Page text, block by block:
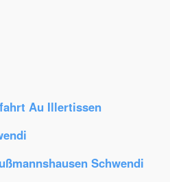
Au Illertissen
Schwendi